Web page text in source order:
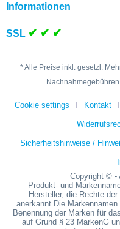
Informationen
SSL ✔ ✔ ✔
* Alle Preise inkl. gesetzl.
Cookie settings Kontakt
Sicherheitshinweise /
Copyright © -
Produkt- und
Hersteller, die Rechte
anerkannt.Die
Benennung der Marken für
auf Grund § 23 MarkenG